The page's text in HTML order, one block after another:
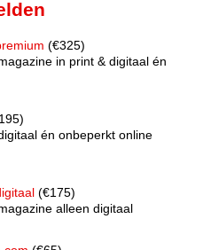
(€325)
in print & digitaal én
én onbeperkt online
(€175)
alleen digitaal